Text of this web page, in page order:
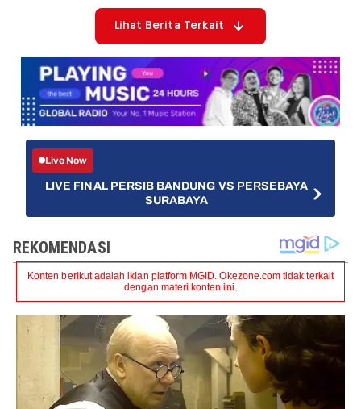
Lihat Berita Terkait
Live Now
LIVE FINAL PERSIB BANDUNG VS PERSEBAYA
SURABAYA